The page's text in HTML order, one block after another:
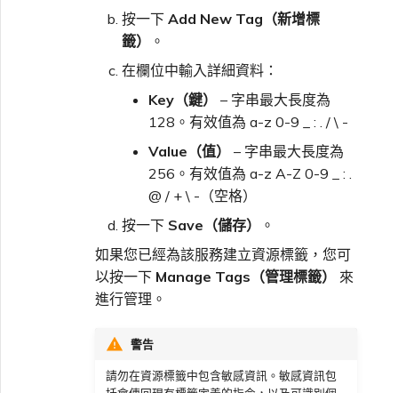
按一下 Add New Tag（新增標
籤）
。
在欄位中輸入詳細資料：
Key（鍵）
– 字串最大長度為
128。有效值為 a-z 0-9 _ : . / \ -
Value（值）
– 字串最大長度為
256。有效值為 a-z A-Z 0-9 _ : .
@ / + \ -（空格）
按一下 Save（儲存）
。
如果您已經為該服務建立資源標籤，您可
以按一下 Manage Tags（管理標籤）
來
進行管理。
警告
請勿在資源標籤中包含敏感資訊。敏感資訊包